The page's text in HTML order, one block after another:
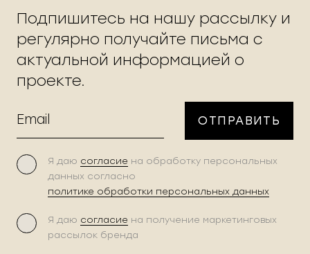
АВИАПАРК
15 минут на машине
Подробнее
ВКУСВИЛЛ
Бутырская ул., 95
9 минут пешком
Подпишитесь на нашу рассылку и
регулярно получайте письма с
актуальной информацией о
проекте.
ОТПРАВИТЬ
Я даю согласие на обработку персональных
данных согласно
политике обработки персональных данных
Я даю согласие на получение маркетинговых
рассылок бренда